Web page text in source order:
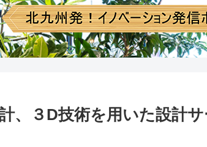
、３D技術を用いた設計